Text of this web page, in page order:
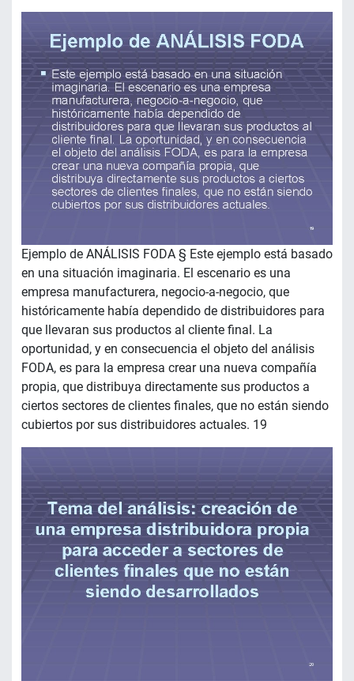
Ejemplo de ANÁLISIS FODA § Este ejemplo está basado
en una situación imaginaria. El escenario es una
empresa manufacturera, negocio-a-negocio, que
históricamente había dependido de distribuidores para
que llevaran sus productos al cliente final. La
oportunidad, y en consecuencia el objeto del análisis
FODA, es para la empresa crear una nueva compañía
propia, que distribuya directamente sus productos a
ciertos sectores de clientes finales, que no están siendo
cubiertos por sus distribuidores actuales. 19